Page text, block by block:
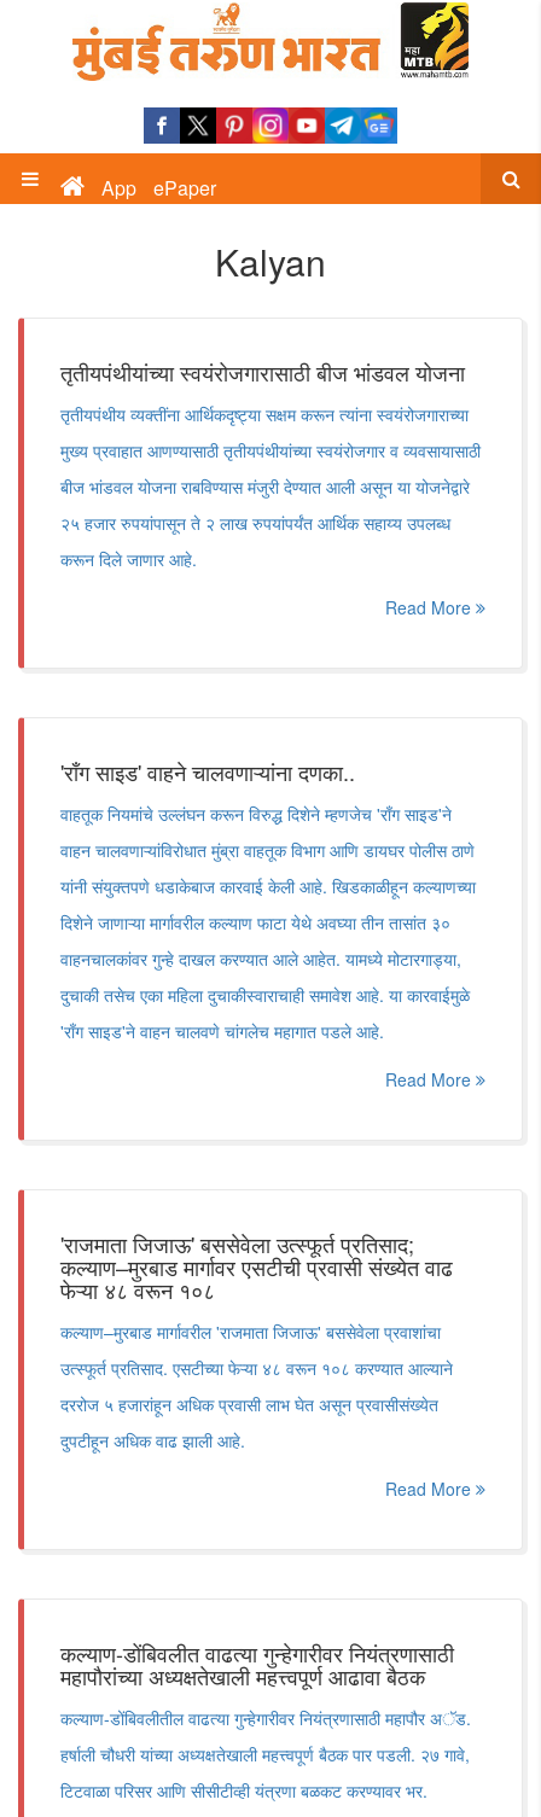
App ePaper
Kalyan
तृतीयपंथीयांच्या स्वयंरोजगारासाठी बीज भांडवल योजना
तृतीयपंथीय व्यक्तींना आर्थिकदृष्ट्या सक्षम करून त्यांना स्वयंरोजगाराच्या
मुख्य प्रवाहात आणण्यासाठी तृतीयपंथीयांच्या स्वयंरोजगार व व्यवसायासाठी
बीज भांडवल योजना राबविण्यास मंजुरी देण्यात आली असून या योजनेद्वारे
२५ हजार रुपयांपासून ते २ लाख रुपयांपर्यंत आर्थिक सहाय्य उपलब्ध
करून दिले जाणार आहे.
Read More
'राँग साइड' वाहने चालवणाऱ्यांना दणका..
वाहतूक नियमांचे उल्लंघन करून विरुद्ध दिशेने म्हणजेच 'राँग साइड'ने
वाहन चालवणाऱ्यांविरोधात मुंब्रा वाहतूक विभाग आणि डायघर पोलीस ठाणे
यांनी संयुक्तपणे धडाकेबाज कारवाई केली आहे. खिडकाळीहून कल्याणच्या
दिशेने जाणाऱ्या मार्गावरील कल्याण फाटा येथे अवघ्या तीन तासांत ३०
वाहनचालकांवर गुन्हे दाखल करण्यात आले आहेत. यामध्ये मोटारगाड्या,
दुचाकी तसेच एका महिला दुचाकीस्वाराचाही समावेश आहे. या कारवाईमुळे
'राँग साइड'ने वाहन चालवणे चांगलेच महागात पडले आहे.
Read More
'राजमाता जिजाऊ' बससेवेला उत्स्फूर्त प्रतिसाद;
कल्याण–मुरबाड मार्गावर एसटीची प्रवासी संख्येत वाढ
फेऱ्या ४८ वरून १०८
कल्याण–मुरबाड मार्गावरील 'राजमाता जिजाऊ' बससेवेला प्रवाशांचा
उत्स्फूर्त प्रतिसाद. एसटीच्या फेऱ्या ४८ वरून १०८ करण्यात आल्याने
दररोज ५ हजारांहून अधिक प्रवासी लाभ घेत असून प्रवासीसंख्येत
दुपटीहून अधिक वाढ झाली आहे.
Read More
कल्याण-डोंबिवलीत वाढत्या गुन्हेगारीवर नियंत्रणासाठी
महापौरांच्या अध्यक्षतेखाली महत्त्वपूर्ण आढावा बैठक
कल्याण-डोंबिवलीतील वाढत्या गुन्हेगारीवर नियंत्रणासाठी महापौर अॅड.
हर्षाली चौधरी यांच्या अध्यक्षतेखाली महत्त्वपूर्ण बैठक पार पडली. २७ गावे,
टिटवाळा परिसर आणि सीसीटीव्ही यंत्रणा बळकट करण्यावर भर.